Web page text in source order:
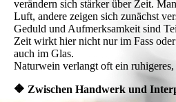
verändern sich stärker über Zeit.
Luft, andere zeigen sich zunächst
Geduld und Aufmerksamkeit sind
Zeit wirkt hier nicht nur im Fass
auch im Glas.
Naturwein verlangt oft ein ruhigeres,
🔶 Zwischen Handwerk und